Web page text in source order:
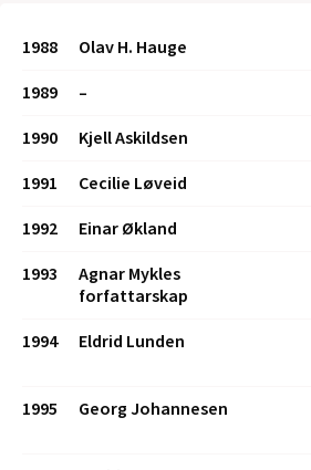
1988
Olav H. Hauge
1989
–
1990
Kjell Askildsen
1991
Cecilie Løveid
1992
Einar Økland
1993
Agnar Mykles
forfattarskap
1994
Eldrid Lunden
1995 Georg Johannesen